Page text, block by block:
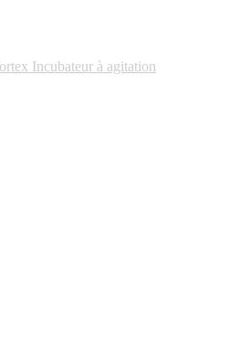
Incubateur à agitation